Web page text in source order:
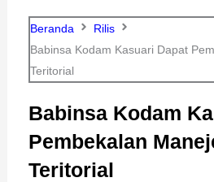
Beranda
Rilis
Babinsa Kodam Kasuari Dapat
Teritorial
Babinsa Kodam
Pembekalan
Teritorial